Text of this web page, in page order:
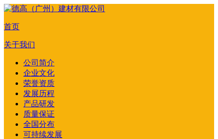
首页
关于我们
公司简介
企业文化
荣誉资质
发展历程
产品研发
质量保证
全国分布
可持续发展